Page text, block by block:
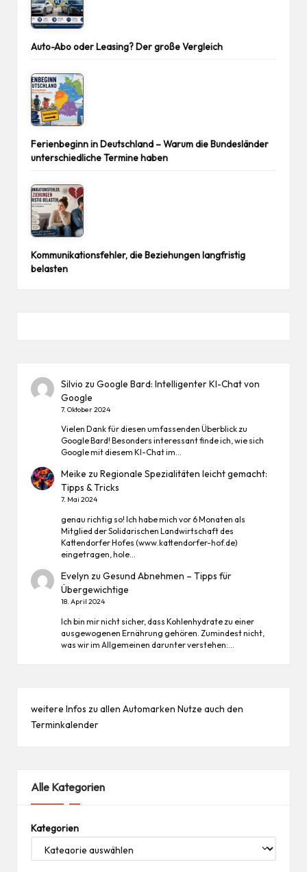
Auto-Abo oder Leasing? Der große Vergleich
Ferienbeginn in Deutschland – Warum die Bundesländer
unterschiedliche Termine haben
Kommunikationsfehler, die Beziehungen langfristig
belasten
Silvio zuGoogle Bard: Intelligenter KI-Chat von
Google
7. Oktober 2024
Vielen Dank für diesen umfassenden Überblick zu
Google Bard! Besonders interessant finde ich, wie sich
Google mit diesem KI-Chat im…
Meike zuRegionale Spezialitäten leicht gemacht:
Tipps & Tricks
7. Mai 2024
genau richtig so! Ich habe mich vor 6 Monaten als
Mitglied der Solidarischen Landwirtschaft des
Kattendorfer Hofes (www.kattendorfer-hof.de)
eingetragen, hole…
Evelyn zuGesund Abnehmen – Tipps für
Übergewichtige
18. April 2024
Ich bin mir nicht sicher, dass Kohlenhydrate zu einer
ausgewogenen Ernährung gehören. Zumindest nicht,
was wir im Allgemeinen darunter verstehen:…
weitere Infos zu allen Automarken Nutze auch den
Terminkalender
Alle Kategorien
Kategorien